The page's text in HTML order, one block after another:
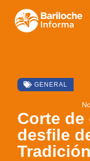
GENERAL
Corte
desfile
Tradición